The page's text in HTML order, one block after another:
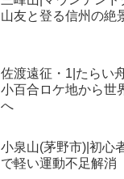
山友と登る信州の絶
佐渡遠征・1|たらい
小百合ロケ地から世
へ
小泉山(茅野市)|初心
で軽い運動不足解消